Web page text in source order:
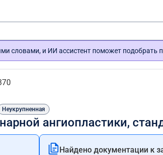
словами, и ИИ ассистент поможет
Неукрупненная
ангиопластики,
Найдено документации к